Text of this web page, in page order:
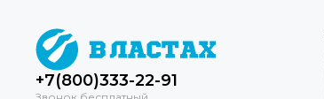
+7(800)333-22-91